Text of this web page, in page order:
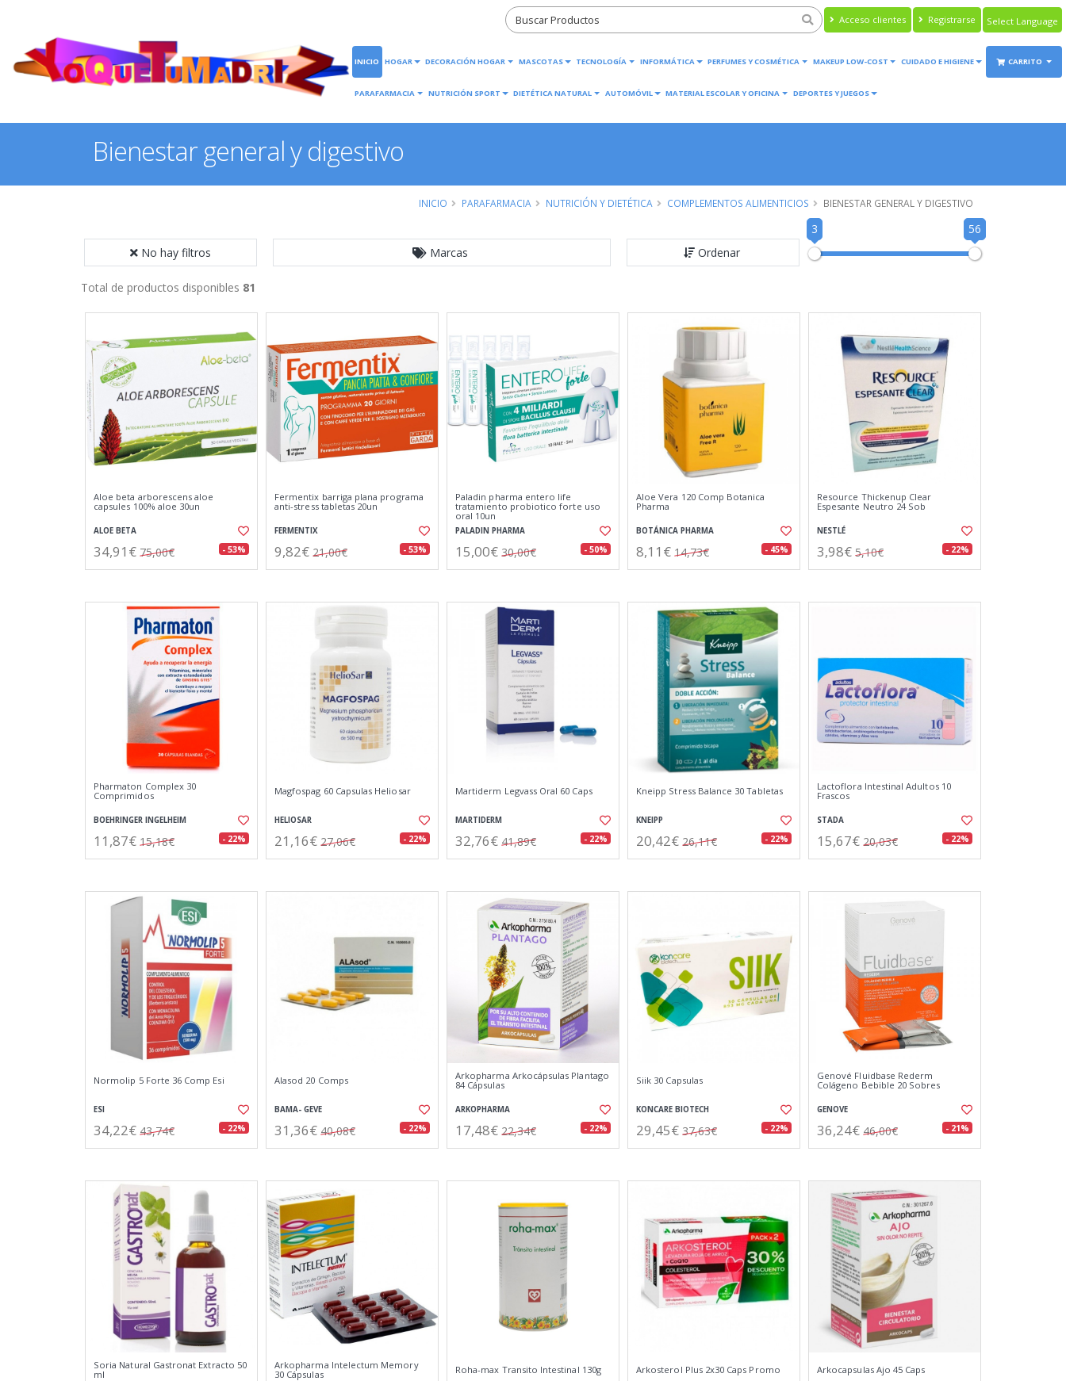
Acceso clientes Registrarse
Translate
INICIO HOGAR DECORACIÓN HOGAR MASCOTAS TECNOLOGÍA INFORMÁTICA PERFUMES Y COSMÉTICA MAKEUP LOW-COST CUIDADO E HIGIENE
PARAFARMACIA NUTRICIÓN SPORT DIETÉTICA NATURAL AUTOMÓVIL MATERIAL ESCOLAR Y OFICINA DEPORTES Y JUEGOS
CARRITO
Bienestar general y digestivo
INICIO PARAFARMACIA NUTRICIÓN Y DIETÉTICA COMPLEMENTOS ALIMENTICIOS BIENESTAR GENERAL Y DIGESTIVO
No hay filtros Marcas Ordenar
3 56
Total de productos disponibles 81
Aloe beta arborescens aloe
capsules 100% aloe 30un
ALOE BETA
34,91€ 75,00€ - 53%
Fermentix barriga plana programa
anti-stress tabletas 20un
FERMENTIX
9,82€ 21,00€ - 53%
Paladin pharma entero life
tratamiento probiotico forte uso
oral 10un
PALADIN PHARMA
15,00€ 30,00€ - 50%
Aloe Vera 120 Comp Botanica
Pharma
BOTÁNICA PHARMA
8,11€ 14,73€ - 45%
Resource Thickenup Clear
Espesante Neutro 24 Sob
NESTLÉ
3,98€ 5,10€ - 22%
Pharmaton Complex 30
Comprimidos
BOEHRINGER INGELHEIM
11,87€ 15,18€ - 22%
Magfospag 60 Capsulas Heliosar
HELIOSAR
21,16€ 27,06€ - 22%
Martiderm Legvass Oral 60 Caps
MARTIDERM
32,76€ 41,89€ - 22%
Kneipp Stress Balance 30 Tabletas
KNEIPP
20,42€ 26,11€ - 22%
Lactoflora Intestinal Adultos 10
Frascos
STADA
15,67€ 20,03€ - 22%
Normolip 5 Forte 36 Comp Esi
ESI
34,22€ 43,74€ - 22%
Alasod 20 Comps
BAMA- GEVE
31,36€ 40,08€ - 22%
Arkopharma Arkocápsulas Plantago
84 Cápsulas
ARKOPHARMA
17,48€ 22,34€ - 22%
Siik 30 Capsulas
KONCARE BIOTECH
29,45€ 37,63€ - 22%
Genové Fluidbase Rederm
Colágeno Bebible 20 Sobres
GENOVE
36,24€ 46,00€ - 21%
Soria Natural Gastronat Extracto 50
ml
Arkopharma Intelectum Memory
30 Cápsulas
Roha-max Transito Intestinal 130g Arkosterol Plus 2x30 Caps Promo Arkocapsulas Ajo 45 Caps